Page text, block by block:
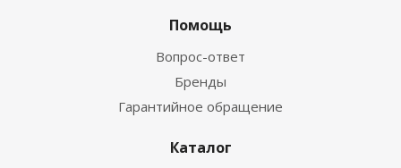
Помощь
Вопрос-ответ
Бренды
Гарантийное обращение
Каталог